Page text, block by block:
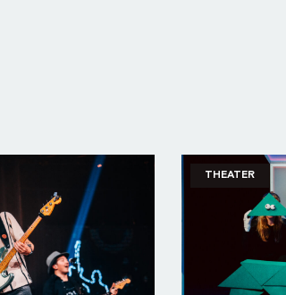
THEATER